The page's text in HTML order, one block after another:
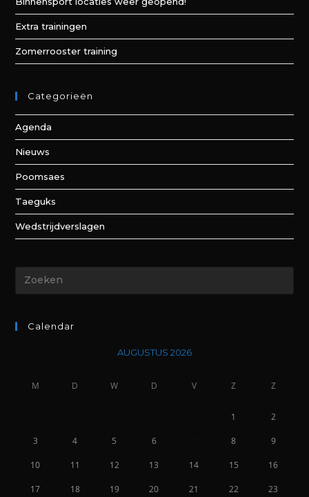
Extra trainingen
Zomerrooster training
Categorieën
Agenda
Nieuws
Poomsaes
Taeguks
Wedstrijdverslagen
Calendar
AUGUSTUS 2026
M D W D V Z Z
1 2
3 4 5 6 8 9
10 11 12 13 14 15 16
17 18 19 20 21 22 23